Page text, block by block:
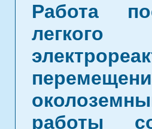
Работа
легкого
работы